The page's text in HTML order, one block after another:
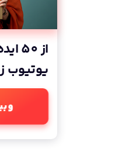
از
یوتیوب زیر